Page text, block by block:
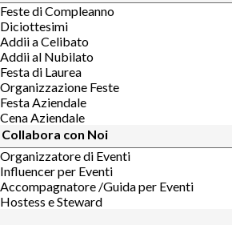
Feste di Compleanno
Diciottesimi
Addii a Celibato
Addii al Nubilato
Festa di Laurea
Organizzazione Feste
Festa Aziendale
Cena Aziendale
Collabora con Noi
Organizzatore di Eventi
Influencer per Eventi
Accompagnatore /Guida per Eventi
Hostess e Steward